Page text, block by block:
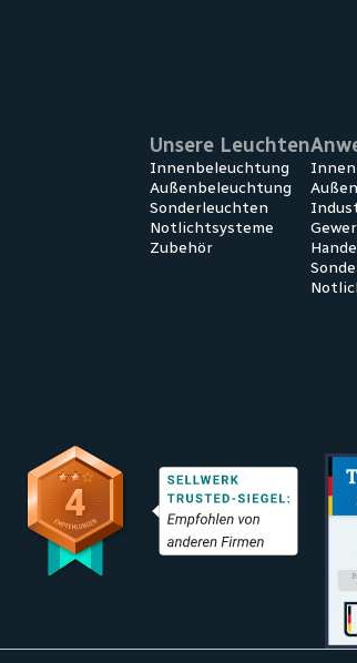
Unsere Leuchten
Innenbeleuchtung
Außenbeleuchtung
Sonderleuchten
Notlichtsysteme
Zubehör